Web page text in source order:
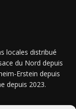
locales distribué
du Nord depuis
Erstein depuis
depuis 2023.